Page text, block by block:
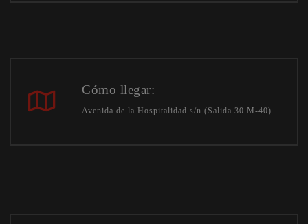
Cómo llegar:
Avenida de la Hospitalidad s/n (Salida 30 M-40)